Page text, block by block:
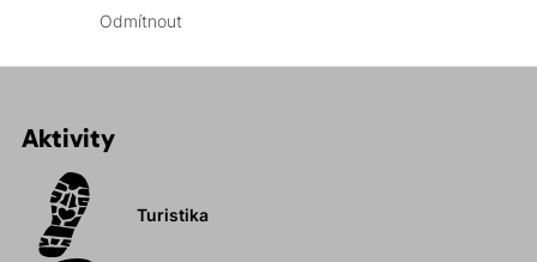
Skvěle padnou a neomezují v pohybu.
Aktivity
Turistika
Odmítnout